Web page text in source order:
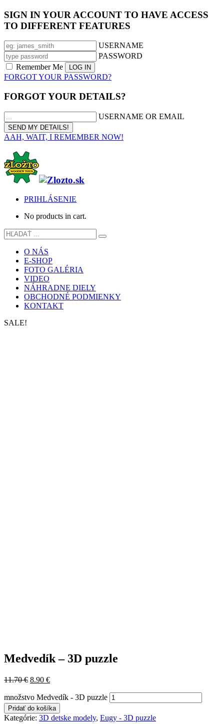
SIGN IN YOUR ACCOUNT TO HAVE ACCESS
TO DIFFERENT FEATURES
USERNAME
PASSWORD
Remember Me
FORGOT YOUR PASSWORD?
FORGOT YOUR DETAILS?
USERNAME OR EMAIL
AAH, WAIT, I REMEMBER NOW!
PRIHLÁSENIE
No products in cart.
O NÁS
E-SHOP
FOTO GALÉRIA
VIDEO
NÁHRADNE DIELY
OBCHODNÉ PODMIENKY
KONTAKT
SALE!
Medvedík – 3D puzzle
11.70€ 8.90 €
množstvo Medvedík - 3D puzzle
Pridať do košíka
Kategórie: 3D detske modely, Eugy - 3D puzzle